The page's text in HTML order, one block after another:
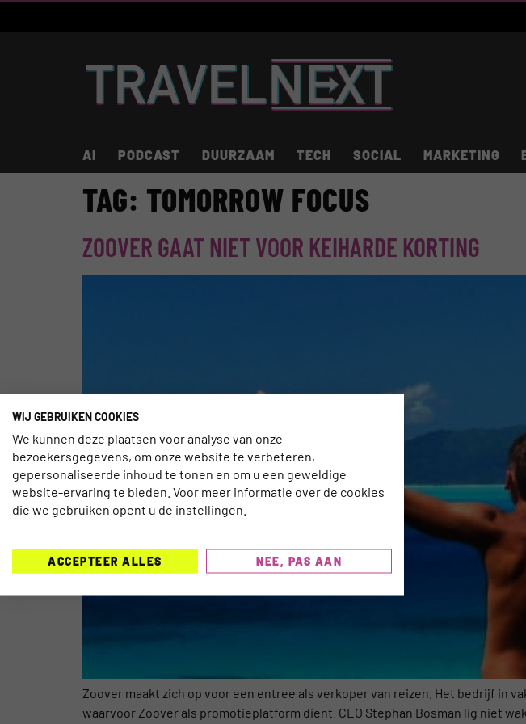
AI PODCAST DUURZAAM TECH SOCIAL MARKETING
TAG: TOMORROW FOCUS
ZOOVER GAAT NIET VOOR KEIHARDE KORTING
Zoover maakt zich op voor een entree als verkoper van reizen. Het bedrijf in
waarvoor Zoover als promotieplatform dient. CEO Stephan Bosman lig niet
WIJ GEBRUIKEN COOKIES
We kunnen deze plaatsen voor analyse van onze
bezoekersgegevens, om onze website te verbeteren,
gepersonaliseerde inhoud te tonen en om u een geweldige
website-ervaring te bieden. Voor meer informatie over de cookies
die we gebruiken opent u de instellingen.
ACCEPTEER ALLES NEE, PAS AAN